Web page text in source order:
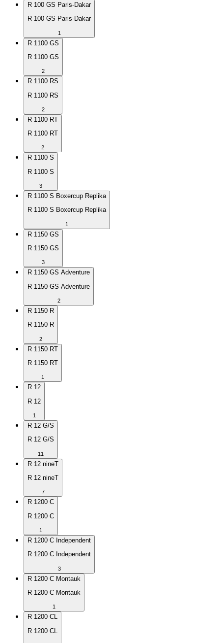
R 100 GS Paris-Dakar
R 100 GS Paris-Dakar
1
R 1100 GS
R 1100 GS
2
R 1100 RS
R 1100 RS
2
R 1100 RT
R 1100 RT
2
R 1100 S
R 1100 S
3
R 1100 S Boxercup Replika
R 1100 S Boxercup Replika
1
R 1150 GS
R 1150 GS
3
R 1150 GS Adventure
R 1150 GS Adventure
2
R 1150 R
R 1150 R
2
R 1150 RT
R 1150 RT
1
R 12
R 12
1
R 12 G/S
R 12 G/S
11
R 12 nineT
R 12 nineT
7
R 1200 C
R 1200 C
1
R 1200 C Independent
R 1200 C Independent
3
R 1200 C Montauk
R 1200 C Montauk
1
R 1200 CL
R 1200 CL